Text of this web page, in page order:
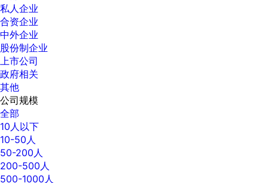
私人企业
合资企业
中外企业
股份制企业
上市公司
政府相关
其他
公司规模
全部
10人以下
10-50人
50-200人
200-500人
500-1000人